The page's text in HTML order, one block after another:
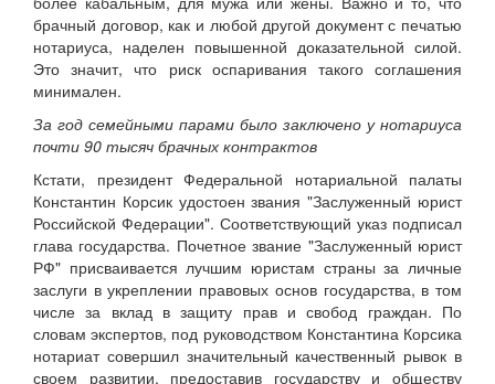
брачный договор, как и любой другой документ с печатью
нотариуса, наделен повышенной доказательной силой.
Это значит, что риск оспаривания такого соглашения
минимален.
За год семейными парами было заключено у нотариуса
почти 90 тысяч брачных контрактов
Кстати, президент Федеральной нотариальной палаты
Константин Корсик удостоен звания "Заслуженный юрист
Российской Федерации". Соответствующий указ подписал
глава государства. Почетное звание "Заслуженный юрист
РФ" присваивается лучшим юристам страны за личные
заслуги в укреплении правовых основ государства, в том
числе за вклад в защиту прав и свобод граждан. По
словам экспертов, под руководством Константина Корсика
нотариат совершил значительный качественный рывок в
своем развитии, предоставив государству и обществу